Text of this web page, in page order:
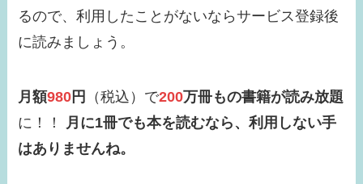
るので、利用したことがないならサービス登録後
に読みましょう。
月額980 円 （税込）で200万冊もの書籍が読み放題
に！！
月に1冊でも本を読むなら、利用しない手
はありませんね。